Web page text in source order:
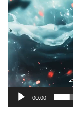
画
プ
レ
ー
ヤ
00:00